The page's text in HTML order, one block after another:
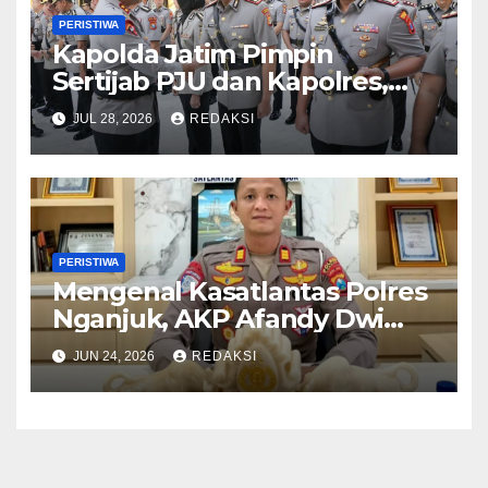
PERISTIWA
Kapolda Jatim Pimpin
Sertijab PJU dan Kapolres,
Perkuat Regenerasi
Kepemimpinan dan
Pelayanan Presisi
JUL 28, 2026 REDAKSI
PERISTIWA
Mengenal Kasatlantas Polres
Nganjuk, AKP Afandy Dwi
Takdir
JUN 24, 2026 REDAKSI